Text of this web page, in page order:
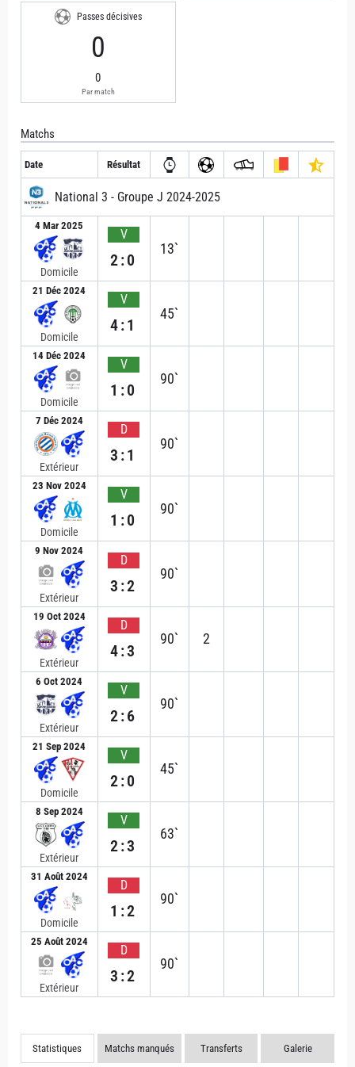
Passes décisives
0
0
Par match
Matchs
Date Résultat
National 3 - Groupe J 2024-2025
4 Mar 2025
Domicile
V
2:0
13`
21 Déc 2024
Domicile
V
4:1
45`
14 Déc 2024
Domicile
V
1:0
90`
7 Déc 2024
Extérieur
D
3:1
90`
23 Nov 2024
Domicile
V
1:0
90`
9 Nov 2024
Extérieur
D
3:2
90`
19 Oct 2024
Extérieur
D
4:3
90` 2
6 Oct 2024
Extérieur
V
2:6
90`
21 Sep 2024
Domicile
V
2:0
45`
8 Sep 2024
Extérieur
V
2:3
63`
31 Août 2024
Domicile
D
1:2
90`
25 Août 2024
Extérieur
D
3:2
90`
Statistiques Matchs manqués Transferts Galerie